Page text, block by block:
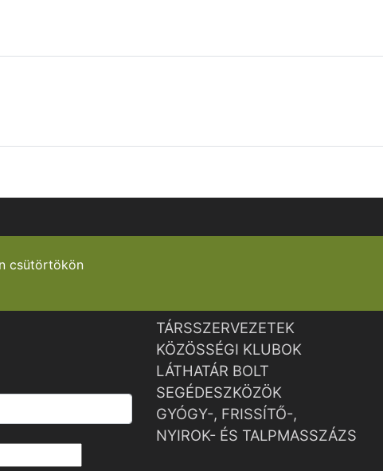
csütörtökön
TÁRSSZERVEZETEK
KÖZÖSSÉGI KLUBOK
LÁTHATÁR BOLT
SEGÉDESZKÖZÖK
GYÓGY-, FRISSÍTŐ-,
NYIROK- ÉS TALPMASSZÁZS